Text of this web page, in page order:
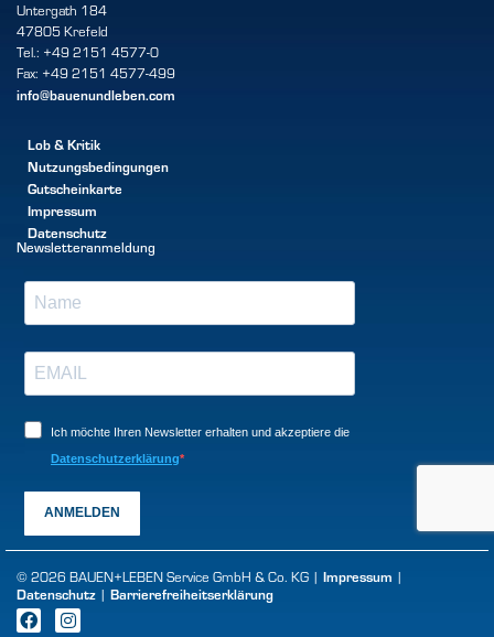
Untergath 184
47805 Krefeld
Tel.: +49 2151 4577-0
Fax: +49 2151 4577-499
info@bauenundleben.com
Lob & Kritik
Nutzungsbedingungen
Gutscheinkarte
Impressum
Datenschutz
Newsletteranmeldung
Ich möchte Ihren Newsletter erhalten und akzeptiere die
Datenschutzerklärung
ANMELDEN
© 2026 BAUEN+LEBEN Service GmbH & Co. KG | Impressum |
Datenschutz | Barrierefreiheitserklärung